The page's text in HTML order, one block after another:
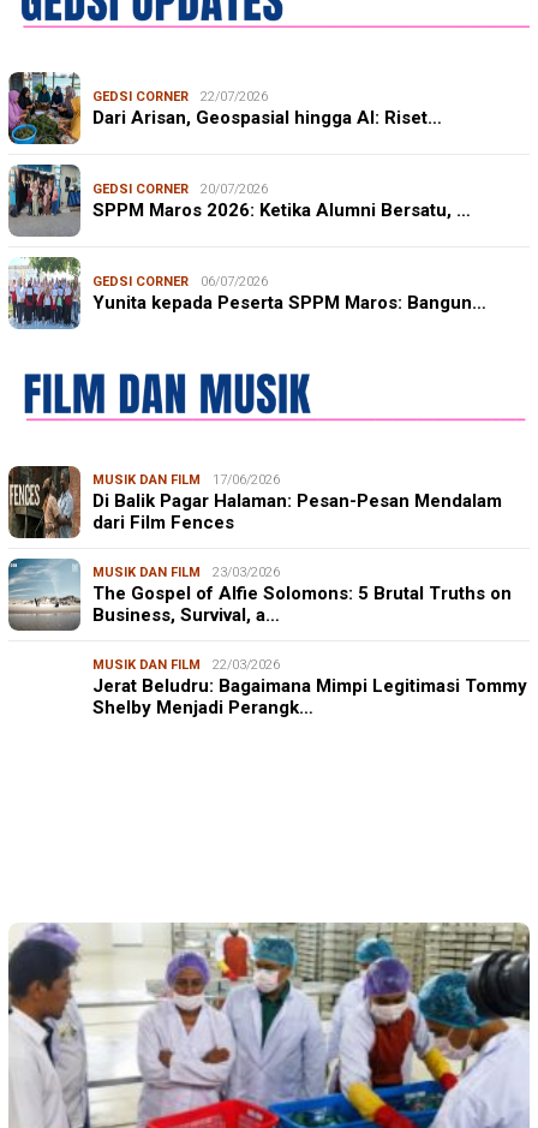
GEDSI CORNER 22/07/2026
Dari Arisan, Geospasial hingga AI: Riset…
GEDSI CORNER 20/07/2026
SPPM Maros 2026: Ketika Alumni Bersatu, …
GEDSI CORNER 06/07/2026
Yunita kepada Peserta SPPM Maros: Bangun…
MUSIK DAN FILM 17/06/2026
Di Balik Pagar Halaman: Pesan-Pesan Mendalam
dari Film Fences
MUSIK DAN FILM 23/03/2026
The Gospel of Alfie Solomons: 5 Brutal Truths on
Business, Survival, a…
MUSIK DAN FILM 22/03/2026
Jerat Beludru: Bagaimana Mimpi Legitimasi Tommy
Shelby Menjadi Perangk…